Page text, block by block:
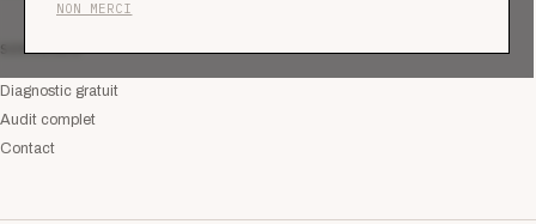
NON MERCI
SERVICES
Diagnostic gratuit
Audit complet
Contact